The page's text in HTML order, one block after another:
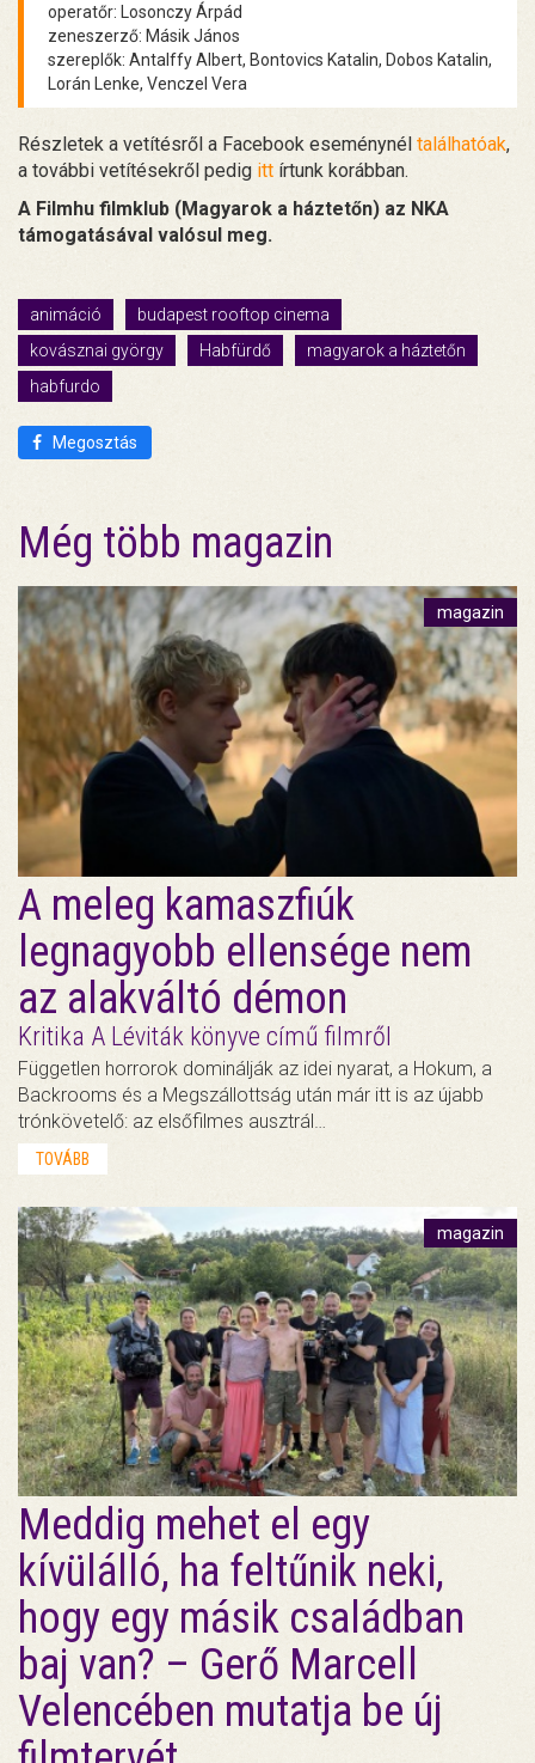
operatőr: Losonczy Árpád
zeneszerző: Másik János
szereplők: Antalffy Albert, Bontovics Katalin, Dobos Katalin,
Lorán Lenke, Venczel Vera
Részletek a vetítésről a Facebook eseménynél találhatóak,
a további vetítésekről pedig itt írtunk korábban.
A Filmhu filmklub (Magyarok a háztetőn) az NKA
támogatásával valósul meg.
animáció
budapest rooftop cinema
kovásznai györgy
Habfürdő
magyarok a háztetőn
habfurdo
Megosztás
Még több magazin
magazin
A meleg kamaszfiúk
legnagyobb ellensége nem
az alakváltó démon
Kritika A Léviták könyve című filmről
Független horrorok dominálják az idei nyarat, a Hokum, a
Backrooms és a Megszállottság után már itt is az újabb
trónkövetelő: az elsőfilmes ausztrál…
TOVÁBB
magazin
Meddig mehet el egy
kívülálló, ha feltűnik neki,
hogy egy másik családban
baj van? – Gerő Marcell
Velencében mutatja be új